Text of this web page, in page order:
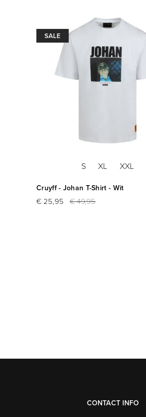
SALE
S XL XXL
Cruyff - Johan T-Shirt - Wit
€ 25,95 € 49,95
CONTACT INFO